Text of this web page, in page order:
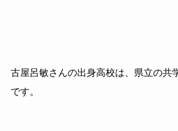
古屋呂敏さんの出身高校は、県立の共
です。